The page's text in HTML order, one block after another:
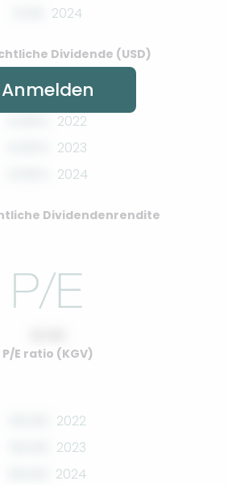
2024
Dividende (USD)
2022
2023
2024
Dividendenrendite
P/E ratio (KGV)
2022
2023
2024
Anmelden